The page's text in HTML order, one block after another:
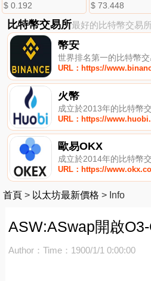
$ 0.192 $ 73.448
比特幣交易所最好的比特幣交易所
幣安
世界排名第一的比特幣
URL：https://
火幣
成立於2013年的比特幣
URL：https://
歐易OKX
成立於2014年的比特幣
URL：https://
首頁 > 以太坊最新價格 > Info
ASW:ASwap開啟
Author： Time：1900/1/1 0:00:00